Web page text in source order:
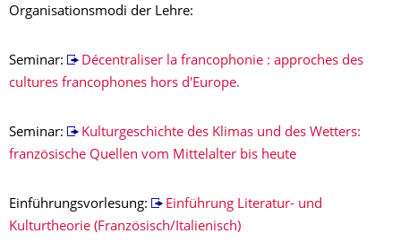
Organisationsmodi der Lehre:
Seminar:
Décentraliser la francophonie : approches des
cultures francophones hors d'Europe.
Seminar:
Kulturgeschichte des Klimas und des Wetters:
französische Quellen vom Mittelalter bis heute
Einführungsvorlesung:
Einführung Literatur- und
Kulturtheorie (Französisch/Italienisch)